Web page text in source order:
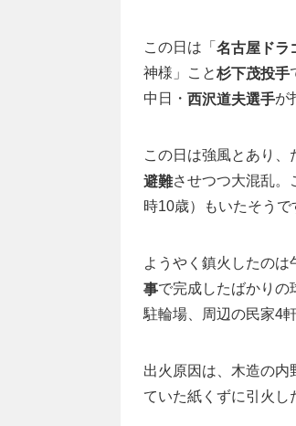
この日は「 名古屋ドラ
神様」こと杉下茂投手
中日・ 西沢道夫選手が
この日は強風とあり
避難させつつ大混乱。
時10歳）もいたそうで
ようやく鎮火したの
事で完成したばかりの
駐輪場、周辺の民家4
出火原因は、木造の内
ていた紙くずに引火し